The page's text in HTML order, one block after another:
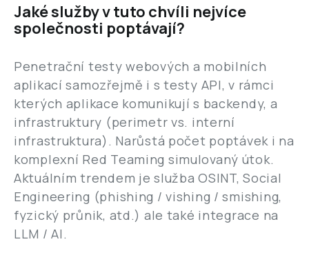
Jaké služby v tuto chvíli nejvíce
společnosti poptávají?
Penetrační testy webových a mobilních
aplikací samozřejmě i s testy API, v rámci
kterých aplikace komunikují s backendy, a
infrastruktury (perimetr vs. interní
infrastruktura). Narůstá počet poptávek i na
komplexní Red Teaming simulovaný útok.
Aktuálním trendem je služba OSINT, Social
Engineering (phishing / vishing / smishing,
fyzický průnik, atd.) ale také integrace na
LLM / AI.